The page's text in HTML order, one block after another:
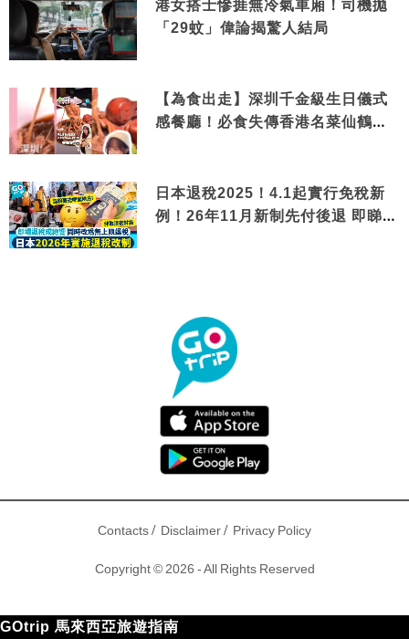
港女搭士慘捱無冷氣車廂！司機拋
「29蚊」偉論揭驚人結局
【為食出走】深圳千金級生日儀式
感餐廳！必食失傳香港名菜仙鶴神
日本退稅2025！4.1起實行免稅新
例！26年11月新制先付後退 即睇步
Contacts/ Disclaimer/ Privacy Policy
Copyright © 2026 - All Rights Reserved
GOtrip 馬來西亞旅遊指南